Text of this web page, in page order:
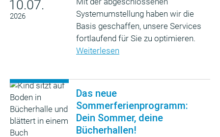
10.07.
2026
Systemumstellung haben wir die
Basis geschaffen, unsere Services
fortlaufend für Sie zu optimieren.
Weiterlesen
Das neue
Sommerferienprogramm:
Dein Sommer, deine
Bücherhallen!